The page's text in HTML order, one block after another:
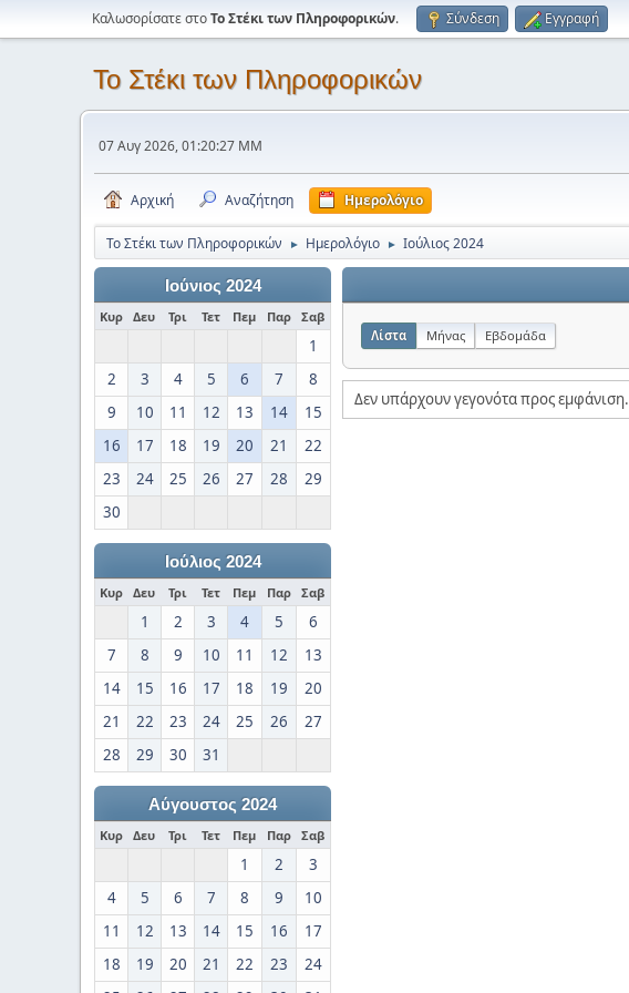
Καλωσορίσατε στοΤο Στέκι των Πληροφορικών. Σύνδεση Εγγραφή
Το Στέκι των Πληροφορικών
07 Αυγ 2026, 01:20:27 ΜΜ
Αρχική Αναζήτηση Ημερολόγιο
Το Στέκι των Πληροφορικών ► Ημερολόγιο ► Ιούλιος 2024
Ιούνιος 2024
Κυρ Δευ Τρι Τετ Πεμ Παρ Σαβ
1
2
3 4 5 6 7
8
9
10 11 12 13 14
15
16
17 18 19 20 21
22
23
24 25 26 27 28
29
30
Ιούλιος 2024
Κυρ Δευ Τρι Τετ Πεμ Παρ Σαβ
1 2 3 4 5
6
7
8 9 10 11 12
13
14
15 16 17 18 19
20
21
22 23 24 25 26
27
28
29 30 31
Αύγουστος 2024
Κυρ Δευ Τρι Τετ Πεμ Παρ Σαβ
1 2
3
4
5 6 7 8 9
10
11
12 13 14 15 16
17
18
19 20 21 22 23
24
Λίστα Μήνας Εβδομάδα
Δεν υπάρχουν γεγονότα προς εμφάνιση.